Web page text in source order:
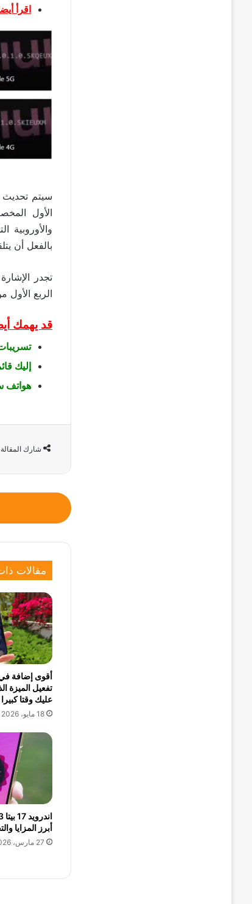
اقرأ
والأوروبية
بالفعل أن
الربع الأول من عام 2022 (من
قد يهمك
تسريبات
إليك قائمة
هواتف
شارك
مقالات
أقوى إضافة
تفعيل الميزة
عليك وقتا كبيرا
18 مايو، 2026
أبرز المزايا
27 مارس، 2026